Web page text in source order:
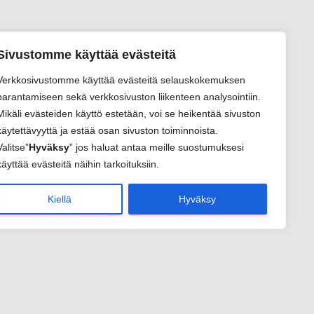
käyttää evästeitä
käyttää evästeitä selauskokemuksen
sekä verkkosivuston liikenteen analysointiin.
evästeiden käyttö estetään, voi se heikentää sivuston
ja estää osan sivuston toiminnoista.
Hyväksy” jos haluat antaa meille suostumuksesi
evästeitä näihin tarkoituksiin.
Kiellä Hyväksy